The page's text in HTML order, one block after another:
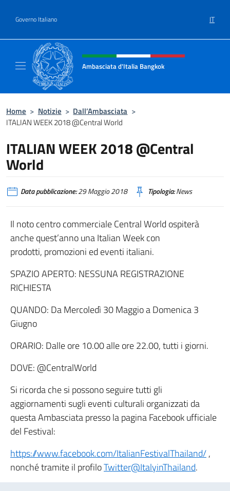
Governo Italiano IT
Intestazione sito, social e menù
Ambasciata d'Italia Bangkok
Home > Notizie > Dall’Ambasciata >
ITALIAN WEEK 2018 @Central World
ITALIAN WEEK 2018 @Central
World
Data pubblicazione:29 Maggio 2018 Tipologia:News
Il noto centro commerciale Central World ospiterà
anche quest’anno una Italian Week con
prodotti, promozioni ed eventi italiani.
SPAZIO APERTO: NESSUNA REGISTRAZIONE
RICHIESTA
QUANDO: Da Mercoledì 30 Maggio a Domenica 3
Giugno
ORARIO: Dalle ore 10.00 alle ore 22.00, tutti i giorni.
DOVE: @CentralWorld
Si ricorda che si possono seguire tutti gli
aggiornamenti sugli eventi culturali organizzati da
questa Ambasciata presso la pagina Facebook ufficiale
del Festival:
https://www.facebook.com/ItalianFestivalThailand/,
nonché tramite il profiloTwitter@ItalyinThailand.